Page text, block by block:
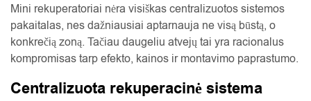
Mini rekuperatoriai nėra visiškas centralizuotos sistemos
pakaitalas, nes dažniausiai aptarnauja ne visą būstą, o
konkrečią zoną. Tačiau daugeliu atvejų tai yra racionalus
kompromisas tarp efekto, kainos ir montavimo paprastumo.
Centralizuota rekuperacinė sistema